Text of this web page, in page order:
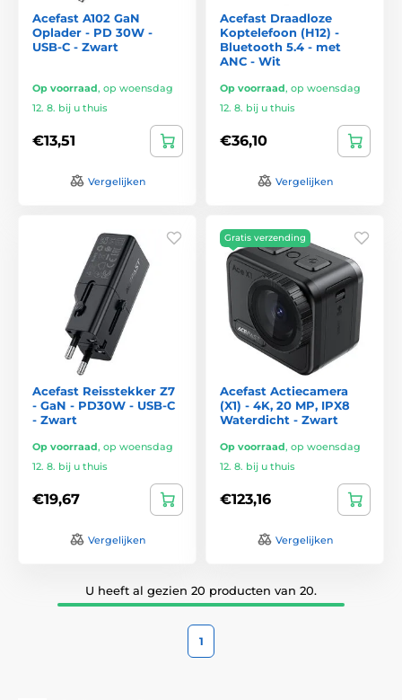
Acefast A102 GaN
Oplader - PD 30W -
USB-C - Zwart
Op voorraad, op woensdag
12. 8. bij u thuis
€13,51
Vergelijken
Acefast Draadloze
Koptelefoon (H12) -
Bluetooth 5.4 - met
ANC - Wit
Op voorraad, op woensdag
12. 8. bij u thuis
€36,10
Vergelijken
Acefast Reisstekker Z7
- GaN - PD30W - USB-C
- Zwart
Op voorraad, op woensdag
12. 8. bij u thuis
€19,67
Vergelijken
Gratis verzending
Acefast Actiecamera
(X1) - 4K, 20 MP, IPX8
Waterdicht - Zwart
Op voorraad, op woensdag
12. 8. bij u thuis
€123,16
Vergelijken
U heeft al gezien 20 producten van 20.
1